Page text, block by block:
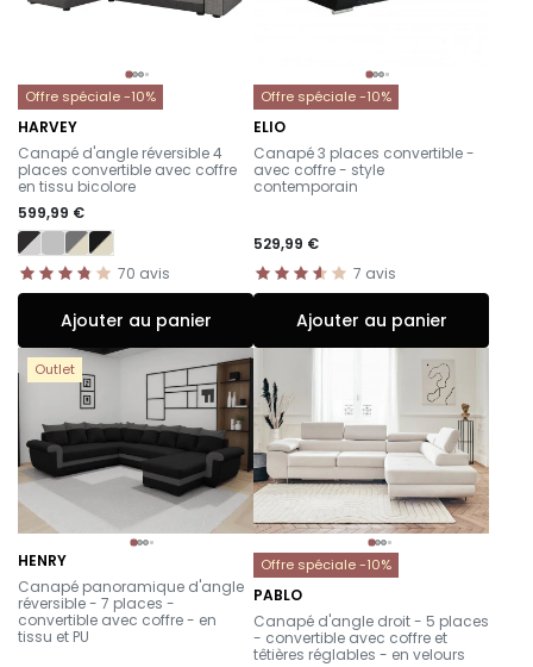
Offre spéciale -10%
HARVEY
-
Canapé d'angle réversible 4
places convertible avec coffre
en tissu bicolore
599,99 €
70 avis
Ajouter au panier
Offre spéciale -10%
ELIO
-
Canapé 3 places convertible -
avec coffre - style
contemporain
529,99 €
7 avis
Ajouter au panier
Outlet
HENRY
-
Canapé panoramique d'angle
réversible - 7 places -
convertible avec coffre - en
tissu et PU
Offre spéciale -10%
PABLO
-
Canapé d'angle droit - 5 places
- convertible avec coffre et
têtières réglables - en velours